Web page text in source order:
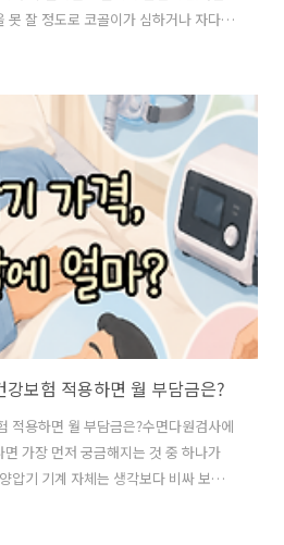
못 잘 정도로 코골이가 심하거나 자다가
급여로 비용을 부담했다고 하기도 합니
있는지도 궁금해집니다코골이 수술은
생각하면 안 됩니다코골이의 원인이
반됐는지, 어떤 수술을 받는지에 따라
여부까지 달라질 수 있습니다 코골이,
보험 적용하면 월 부담금은?
적용하면 월 부담금은?수면다원검사에
가장 먼저 궁금해지는 것 중 하나가
압기 기계 자체는 생각보다 비싸 보이
정도만 내고 사용한다고 해서 헷갈리